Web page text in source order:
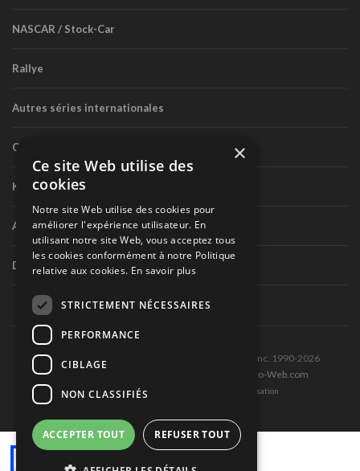
NASCAR / Stock-Car
Rallye
Autres séries internationales
Circuit routier canadien
Karting
Autres séries nationales
Divers
Tous droits réservés © Les Éditions Pole-Position inc. 1990-2026
Ce site est produit et hébergé par Montréal-Photo-Web.com
Politique de confidentialité et Conditions d’utilisation
×
Ce site Web utilise des
cookies
Notre site Web utilise des cookies pour
améliorer l'expérience utilisateur. En
utilisant notre site Web, vous acceptez tous
les cookies conformément à notre Politique
relative aux cookies. En savoir plus
STRICTEMENT NÉCESSAIRES
PERFORMANCE
CIBLAGE
NON CLASSIFIÉS
ACCEPTER TOUT REFUSER TOUT